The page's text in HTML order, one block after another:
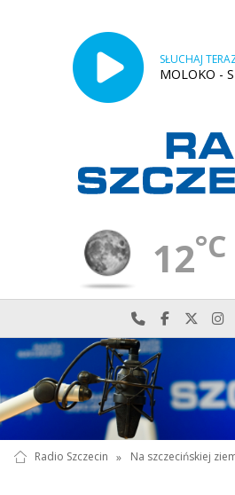
SŁUCHAJ
MOLOKO -
12°C
Najlepiej po
Odwiedź
Radio Szczecin » Na szczecińskiej